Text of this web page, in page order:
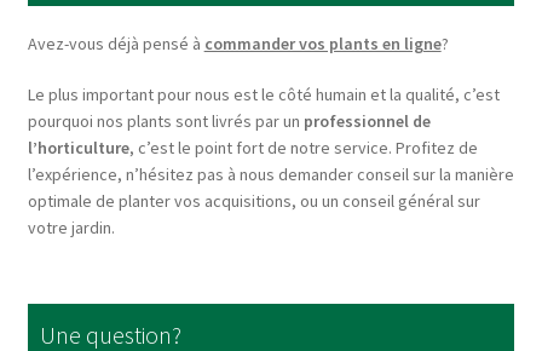
be
chosen
the
product
page
Avez-vous déjà pensé à commander vos plants en ligne?
Le plus important pour nous est le côté humain et la qualité, c’est
pourquoi nos plants sont livrés par un professionnel de
l’horticulture, c’est le point fort de notre service. Profitez de
l’expérience, n’hésitez pas à nous demander conseil sur la manière
optimale de planter vos acquisitions, ou un conseil général sur
votre jardin.
Une question?